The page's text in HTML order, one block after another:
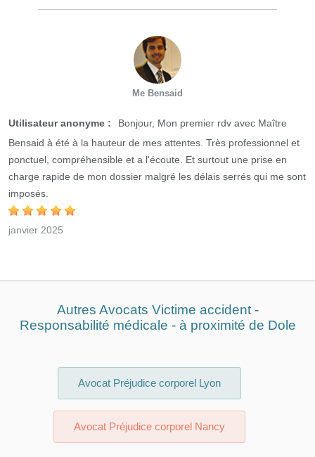
Me Bensaid
Utilisateur anonyme :
Bonjour, Mon premier rdv avec Maître
Bensaid à été à la hauteur de mes attentes. Très professionnel et
ponctuel, compréhensible et a l'écoute. Et surtout une prise en
charge rapide de mon dossier malgré les délais serrés qui me sont
imposés.
janvier 2025
Autres Avocats Victime accident -
Responsabilité médicale - à proximité de Dole
Avocat Préjudice corporel Lyon
Avocat Préjudice corporel Nancy